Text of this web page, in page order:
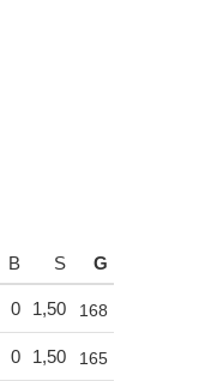
B S G
0 1,50 168
0 1,50 165